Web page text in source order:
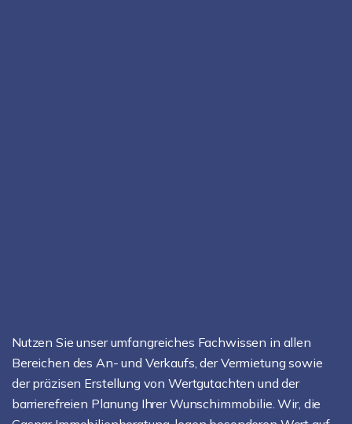
Nutzen Sie unser umfangreiches Fachwissen in allen
Bereichen des An- und Verkaufs, der Vermietung sowie
der präzisen Erstellung von Wertgutachten und der
barrierefreien Planung Ihrer Wunschimmobilie. Wir, die